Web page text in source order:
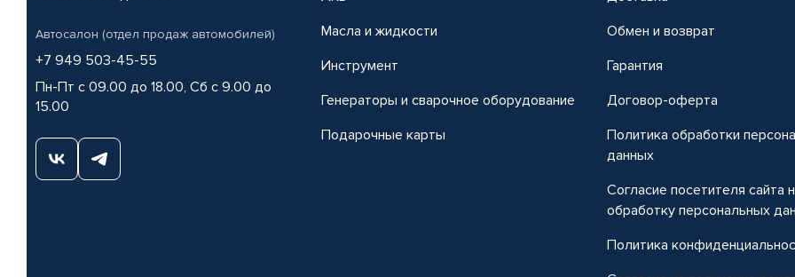
Автосалон (отдел продаж автомобилей)
+7 949 503-45-55
Пн-Пт с 09.00 до 18.00, Сб с 9.00 до
15.00
Масла и жидкости
Инструмент
Генераторы и сварочное оборудование
Подарочные карты
Обмен и возврат
Гарантия
Договор-оферта
Политика обработки
данных
Согласие посетителя сайта
обработку персональных
Политика